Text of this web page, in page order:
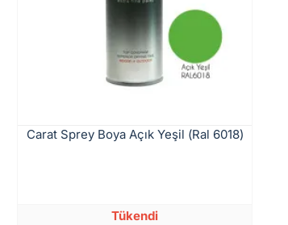
Carat Sprey Boya Açık Yeşil (Ral 6018)
Tükendi